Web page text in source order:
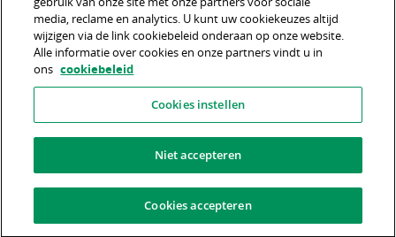
Cookiebeleid
Disclaimer
Fraudebeleid
Informatiebeveiliging
media, reclame en analytics. U kunt uw cookiekeuzes altijd
wijzigen via de link cookiebeleid onderaan op onze website.
Alle informatie over cookies en onze partners vindt u in
ons cookiebeleid
Cookies instellen
Niet accepteren
Cookies accepteren